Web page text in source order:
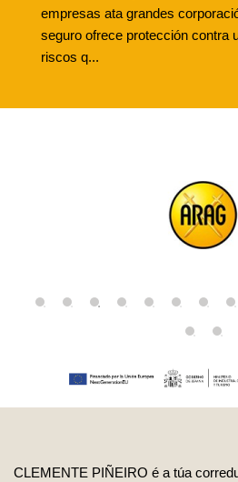
empresas ata grandes
seguro ofrece protección contra
riscos q...
CLEMENTE PIÑEIRO é a túa